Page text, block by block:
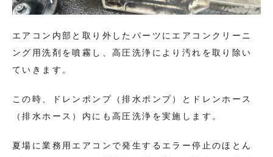
エアコン内部と取り外したパーツにエアコンクリーニ
ング用洗剤を噴霧し、高圧洗浄により汚れを取り除い
ていきます。
この時、ドレンポンプ（排水ポンプ）とドレンホース
（排水ホース）内にも高圧洗浄を実施します。
夏場に業務用エアコンで発生するエラー停止のほとん